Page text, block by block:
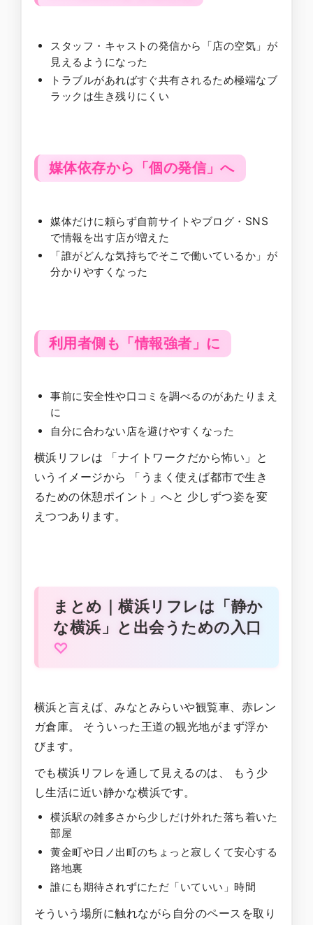
スタッフ・キャストの発信から「店の空気」が
見えるようになった
トラブルがあればすぐ共有されるため極端なブ
ラックは生き残りにくい
媒体依存から「個の発信」へ
媒体だけに頼らず自前サイトやブログ・SNS
で情報を出す店が増えた
「誰がどんな気持ちでそこで働いているか」が
分かりやすくなった
利用者側も「情報強者」に
事前に安全性や口コミを調べるのがあたりまえ
に
自分に合わない店を避けやすくなった
横浜リフレは 「ナイトワークだから怖い」と
いうイメージから 「うまく使えば都市で生き
るための休憩ポイント」へと 少しずつ姿を変
えつつあります。
まとめ｜横浜リフレは「静か
な横浜」と出会うための入口
横浜と言えば、みなとみらいや観覧車、赤レン
ガ倉庫。 そういった王道の観光地がまず浮か
びます。
でも横浜リフレを通して見えるのは、 もう少
し生活に近い静かな横浜です。
横浜駅の雑多さから少しだけ外れた落ち着いた
部屋
黄金町や日ノ出町のちょっと寂しくて安心する
路地裏
誰にも期待されずにただ「いていい」時間
そういう場所に触れながら自分のペースを取り